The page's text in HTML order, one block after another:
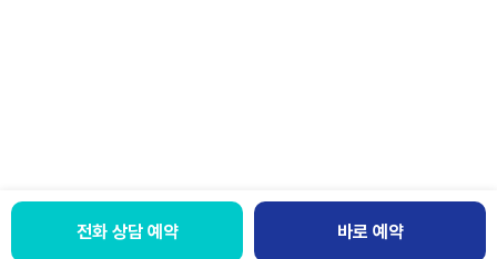
전화 상담 예약 바로 예약